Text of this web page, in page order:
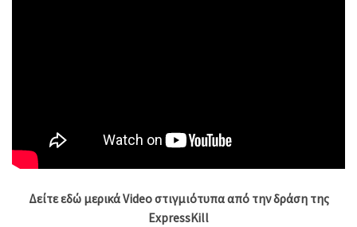
Δείτε εδώ μερικά Video στιγμιότυπα από την δράση της
ExpressKill